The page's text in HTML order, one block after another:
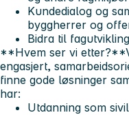
Kundedialog og
byggherrer og
Bidra til
**Hvem ser vi
engasjert,
finne gode løsninger
har:
Utdanning som